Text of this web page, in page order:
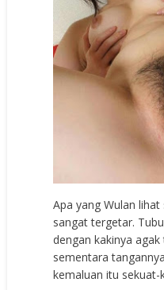
Apa yang Wulan
sangat tergetar.
dengan kakinya
sementara
kemaluan itu sekuat-